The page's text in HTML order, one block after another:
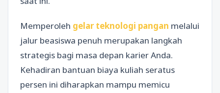
Memperoleh gelar teknologi pangan melalui
jalur beasiswa penuh merupakan langkah
strategis bagi masa depan karier Anda.
Kehadiran bantuan biaya kuliah seratus
persen ini diharapkan mampu memicu